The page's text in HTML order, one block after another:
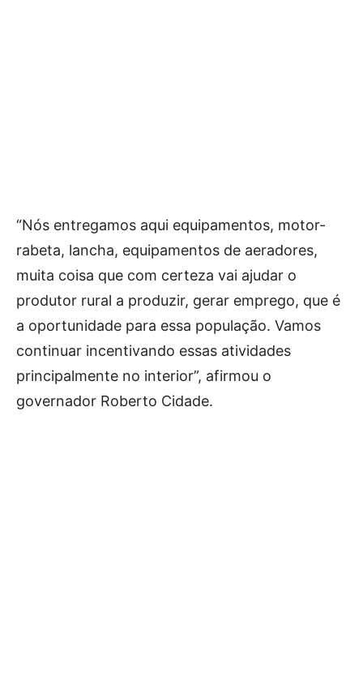
“Nós entregamos aqui equipamentos, motor-
rabeta, lancha, equipamentos de aeradores,
muita coisa que com certeza vai ajudar o
produtor rural a produzir, gerar emprego, que é
a oportunidade para essa população. Vamos
continuar incentivando essas atividades
principalmente no interior”, afirmou o
governador Roberto Cidade.